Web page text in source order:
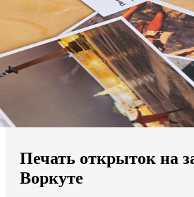
Мы доставляем по всему миру
Продолжить без города
Печать открыток на
Воркуте